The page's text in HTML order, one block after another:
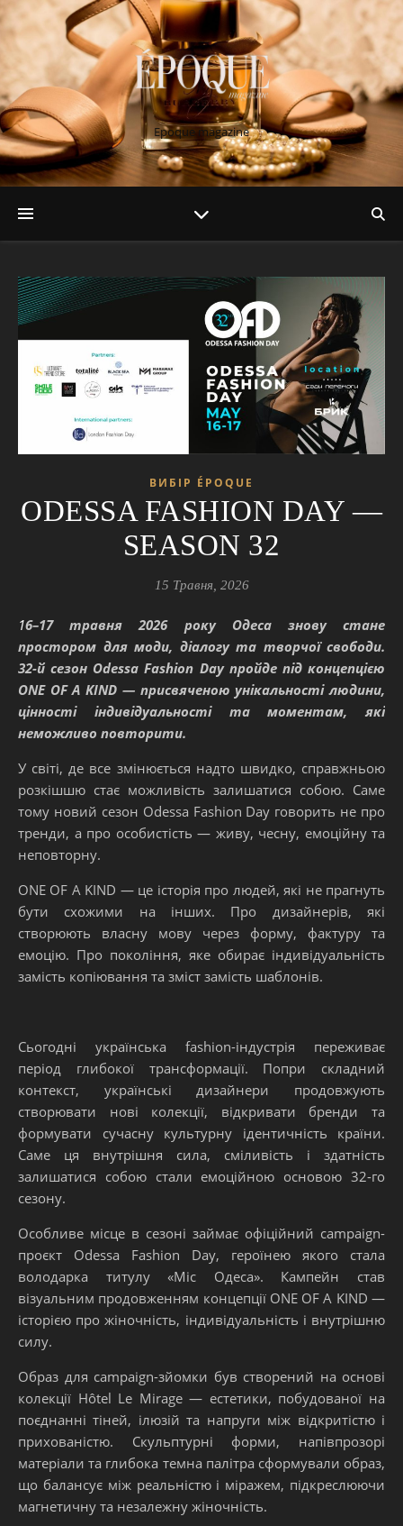
Epoque magazine
ВИБІР ÉPOQUE
ODESSA FASHION DAY —
SEASON 32
15 Травня, 2026
16–17 травня 2026 року Одеса знову стане
простором для моди, діалогу та творчої свободи.
32-й сезон Odessa Fashion Day пройде під концепцією
ONE OF A KIND — присвяченою унікальності людини,
цінності індивідуальності та моментам, які
неможливо повторити.
У світі, де все змінюється надто швидко, справжньою
розкішшю стає можливість залишатися собою. Саме
тому новий сезон Odessa Fashion Day говорить не про
тренди, а про особистість — живу, чесну, емоційну та
неповторну.
ONE OF A KIND — це історія про людей, які не прагнуть
бути схожими на інших. Про дизайнерів, які
створюють власну мову через форму, фактуру та
емоцію. Про покоління, яке обирає індивідуальність
замість копіювання та зміст замість шаблонів.
Сьогодні українська fashion-індустрія переживає
період глибокої трансформації. Попри складний
контекст, українські дизайнери продовжують
створювати нові колекції, відкривати бренди та
формувати сучасну культурну ідентичність країни.
Саме ця внутрішня сила, сміливість і здатність
залишатися собою стали емоційною основою 32-го
сезону.
Особливе місце в сезоні займає офіційний campaign-
проєкт Odessa Fashion Day, героїнею якого стала
володарка титулу «Міс Одеса». Кампейн став
візуальним продовженням концепції ONE OF A KIND —
історією про жіночність, індивідуальність і внутрішню
силу.
Образ для campaign-зйомки був створений на основі
колекції Hôtel Le Mirage — естетики, побудованої на
поєднанні тіней, ілюзій та напруги між відкритістю і
прихованістю. Скульптурні форми, напівпрозорі
матеріали та глибока темна палітра сформували образ,
що балансує між реальністю і міражем, підкреслюючи
магнетичну та незалежну жіночність.